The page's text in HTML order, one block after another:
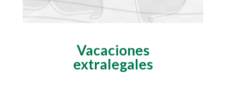
Vacaciones
extralegales